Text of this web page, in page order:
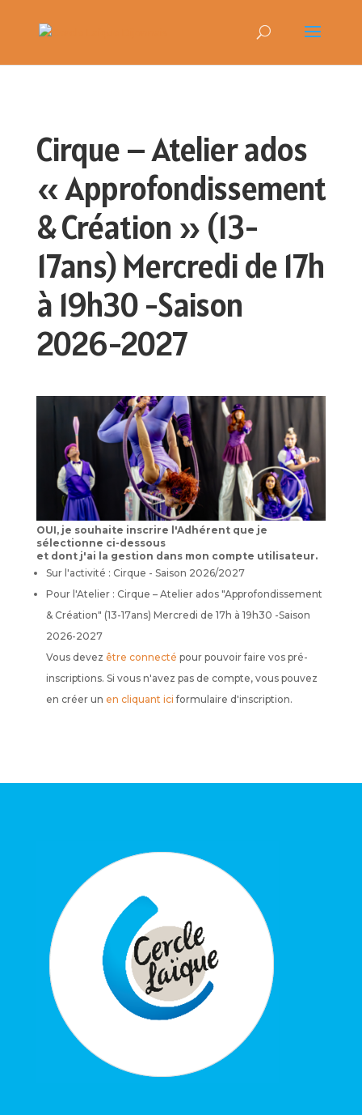
Cirque – Atelier ados
« Approfondissement
& Création » (13-
17ans) Mercredi de 17h
à 19h30 -Saison
2026-2027
OUI, je souhaite inscrire l'Adhérent que je
sélectionne ci-dessous
et dont j'ai la gestion dans mon compte utilisateur.
Sur l'activité : Cirque - Saison 2026/2027
Pour l'Atelier : Cirque – Atelier ados "Approfondissement
& Création" (13-17ans) Mercredi de 17h à 19h30 -Saison
2026-2027
Vous devez être connecté pour pouvoir faire vos pré-
inscriptions. Si vous n'avez pas de compte, vous pouvez
en créer un en cliquant ici formulaire d'inscription.